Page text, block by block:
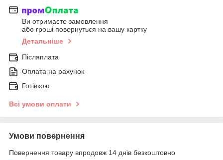
Ви отримаєте замовлення
або гроші повернуться на вашу картку
Детальніше
Післяплата
Оплата на рахунок
Готівкою
Всі умови оплати
Умови повернення
Повернення товару впродовж 14 днів безкоштовно